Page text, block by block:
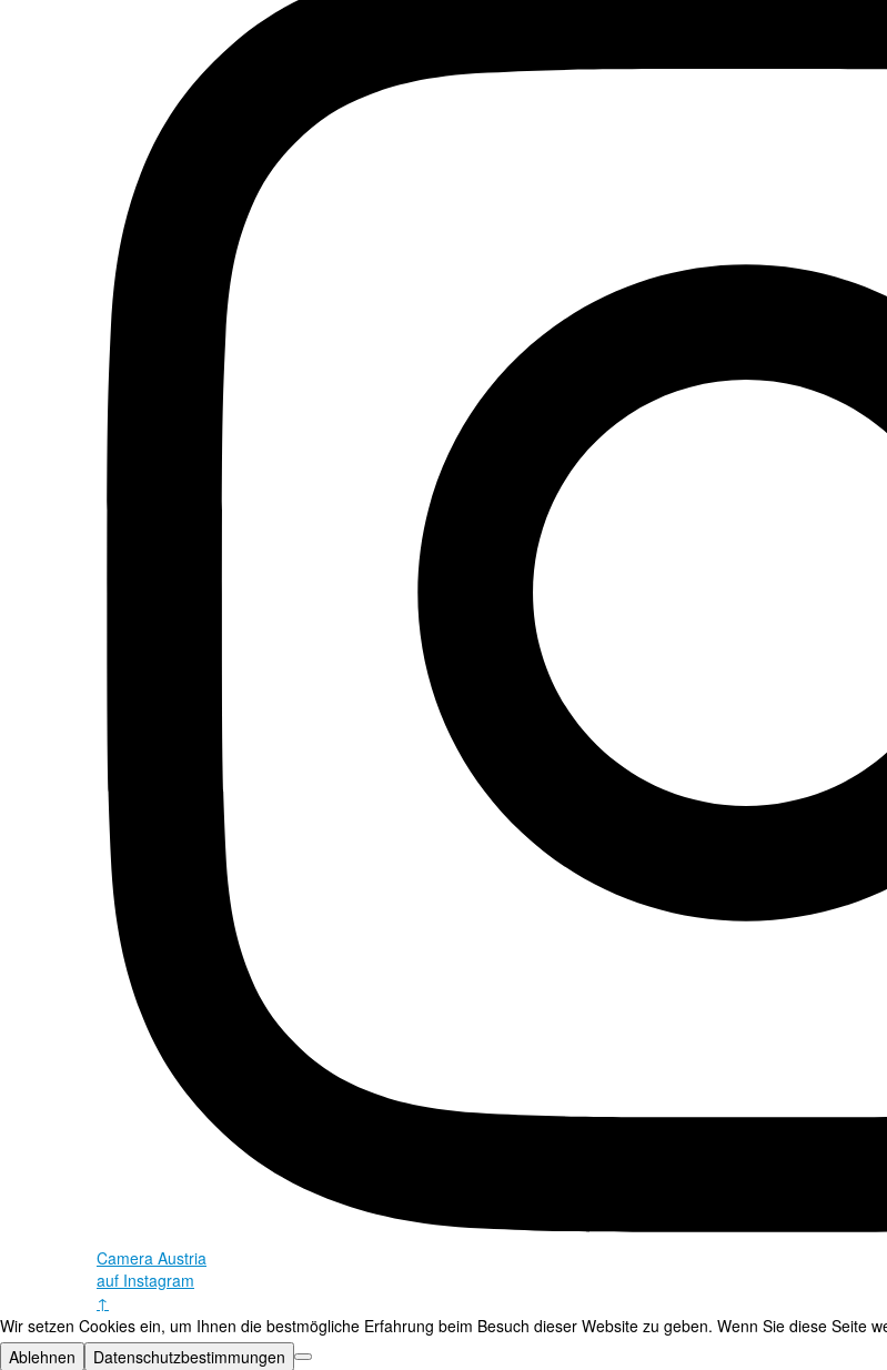
Camera Austria
auf Instagram
↑
Wir setzen Cookies ein, um Ihnen die bestmögliche Erfahrung beim Besuch dieser Website zu geben. Wenn Sie diese Seite
Ablehnen
Datenschutzbestimmungen